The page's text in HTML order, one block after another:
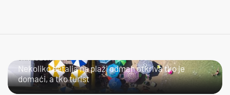
Nekoliko detalja na plaži odmah otkriva tko je
domaći, a tko turist